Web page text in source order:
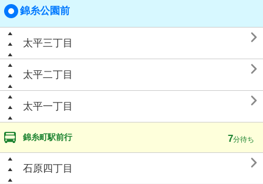
錦糸公園前
太平三丁目 
太平二丁目 
太平一丁目 
錦糸町駅前行 7分待ち
石原四丁目 